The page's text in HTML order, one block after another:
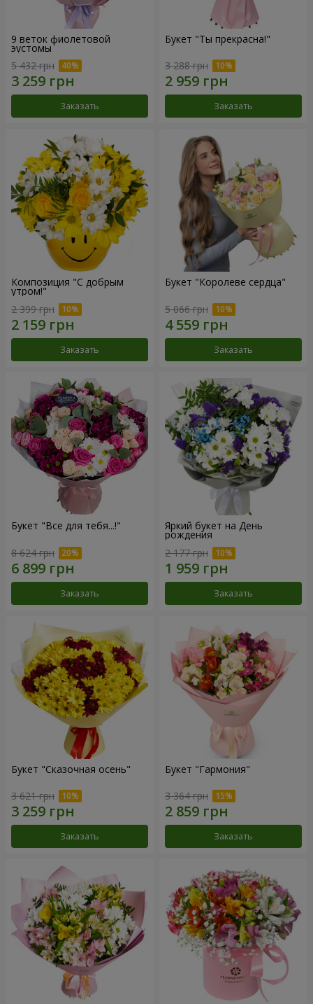
9 веток фиолетовой
эустомы
5 432 грн
Заказать
Букет "Ты прекрасна!"
3 288 грн
Заказать
Композиция "С добрым
утром!"
2 399 грн
Заказать
Букет "Королеве сердца"
5 066 грн
Заказать
Букет "Все для тебя...!"
8 624 грн
Заказать
Яркий букет на День
рождения
2 177 грн
Заказать
Букет "Сказочная осень"
3 621 грн
Заказать
Букет "Гармония"
3 364 грн
Заказать